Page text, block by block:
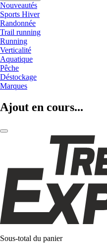
Nouveautés
Sports Hiver
Randonnée
Trail running
Running
Verticalité
Aquatique
Pêche
Déstockage
Marques
Ajout en cours...
Sous-total du panier